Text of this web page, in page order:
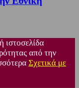
ιστοσελίδα
από την
Σχετικά με